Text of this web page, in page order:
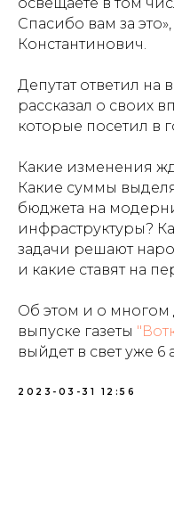
Спасибо вам за
Константинович.
Депутат ответил
рассказал о своих
которые посетил в
Какие изменения
Какие суммы
бюджета на
инфраструктуры?
задачи решают
и какие ставят на
Об этом и о многом
выпуске газеты
выйдет в свет уже 6
2023-03-31 12:56